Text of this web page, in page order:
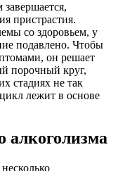
пристрастия.
со здоровьем, у
подавлено. Чтобы
он решает
порочный круг,
стадиях не так
лежит в основе
алкоголизма